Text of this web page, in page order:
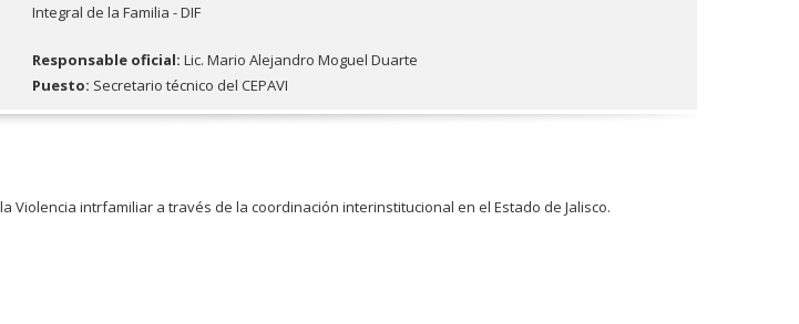
Integral de la Familia - DIF
Responsable oficial:Lic. Mario Alejandro Moguel Duarte
Puesto: Secretario técnico del CEPAVI
intrfamiliar a través de la coordinación interinstitucional en el Estado de Jalisco.